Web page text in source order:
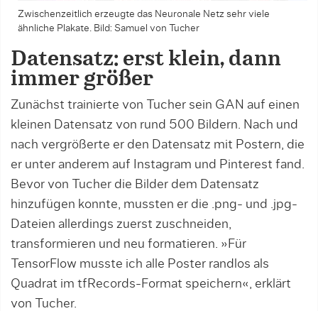
Zwischenzeitlich erzeugte das Neuronale Netz sehr viele
ähnliche Plakate. Bild: Samuel von Tucher
Datensatz: erst klein, dann
immer größer
Zunächst trainierte von Tucher sein GAN auf einen
kleinen Datensatz von rund 500 Bildern. Nach und
nach vergrößerte er den Datensatz mit Postern, die
er unter anderem auf Instagram und Pinterest fand.
Bevor von Tucher die Bilder dem Datensatz
hinzufügen konnte, mussten er die .png- und .jpg-
Dateien allerdings zuerst zuschneiden,
transformieren und neu formatieren. »Für
TensorFlow musste ich alle Poster randlos als
Quadrat im tfRecords-Format speichern«, erklärt
von Tucher.